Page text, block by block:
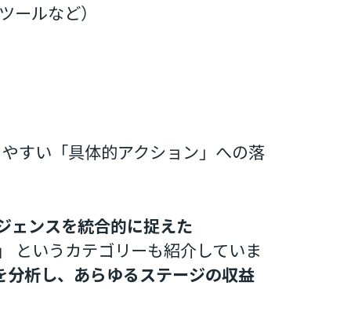
ールなど）
すい「具体的アクション」への落
ェンスを統合的に捉えた
というカテゴリーも紹介していま
析し、あらゆるステージの収益